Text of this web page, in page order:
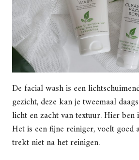
De facial wash is een
gezicht, deze kan je tweemaal
licht en zacht van textuur. Hier ben
Het is een fijne reiniger, voelt goed
trekt niet na het reinigen.